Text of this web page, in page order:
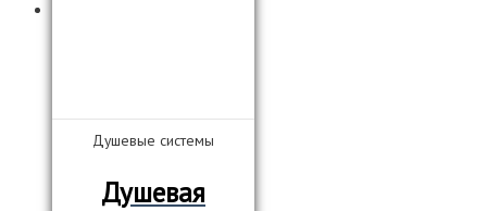
Душевые системы
Душевая